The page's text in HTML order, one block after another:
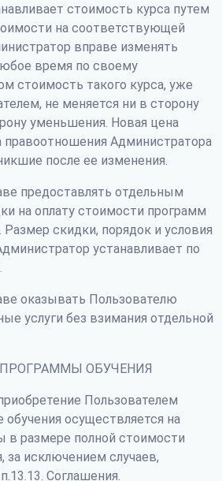
стоимость курса путем
на соответствующей
вправе изменять
время по своему
стоимость такого курса, уже
не меняется ни в сторону
уменьшения. Новая цена
правоотношения Администратора
после ее изменения.
предоставлять отдельным
на оплату стоимости программ
Размер скидки, порядок и условия
устанавливает по
оказывать Пользователю
услуги без взимания отдельной
ОБУЧЕНИЯ
Пользователем
обучения осуществляется на
в размере полной стоимости
за исключением случаев,
Соглашения.